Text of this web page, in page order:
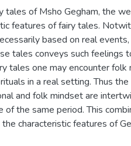
tales of Msho Gegham, the
features of fairy tales.
based on real
tales conveys such feelings
tales one may encounter
in a real setting. Thus
and folk mindset are
of the same period. This
characteristic features of